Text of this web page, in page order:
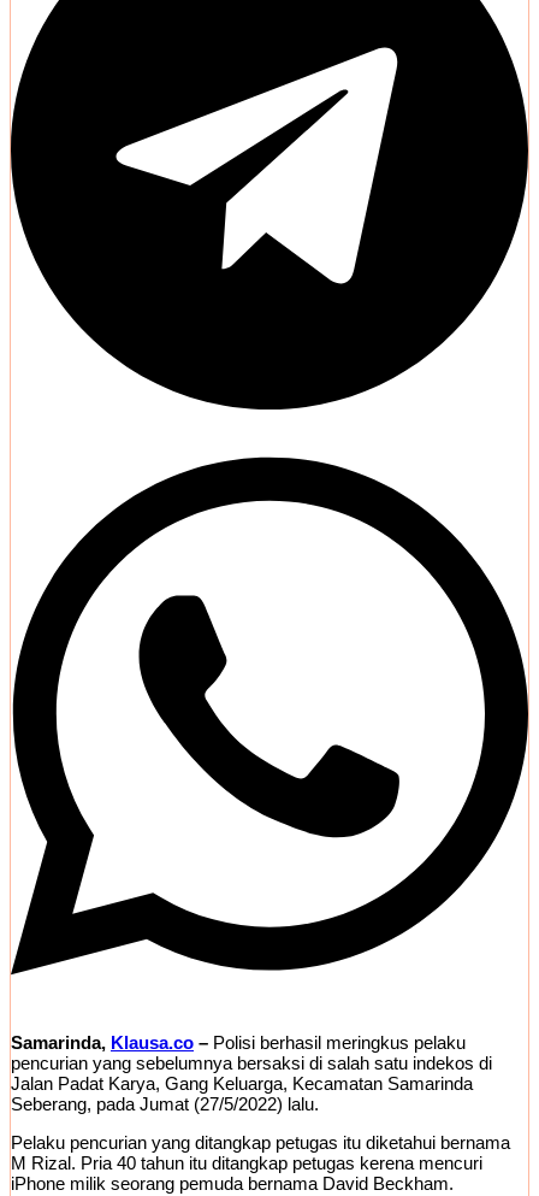
Samarinda, Klausa.co – Polisi berhasil meringkus pelaku
pencurian yang sebelumnya bersaksi di salah satu indekos di
Jalan Padat Karya, Gang Keluarga, Kecamatan Samarinda
Seberang, pada Jumat (27/5/2022) lalu.
Pelaku pencurian yang ditangkap petugas itu diketahui bernama
M Rizal. Pria 40 tahun itu ditangkap petugas kerena mencuri
iPhone milik seorang pemuda bernama David Beckham.